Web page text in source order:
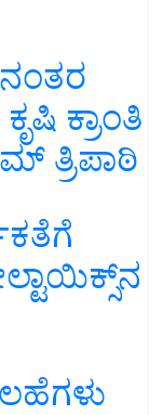
ಕ್ರಾಂತಿ
ತ್ರಿಪಾಠಿ